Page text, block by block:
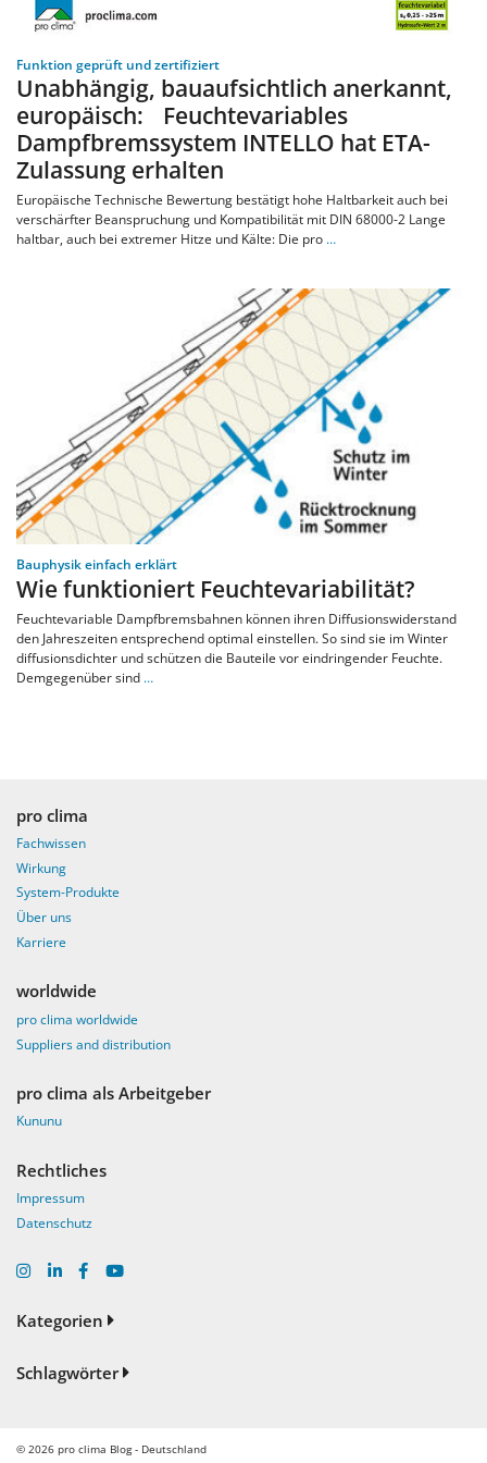
Funktion geprüft und zertifiziert
Unabhängig, bauaufsichtlich anerkannt,
europäisch: Feuchtevariables
Dampfbremssystem INTELLO hat ETA-
Zulassung erhalten
Europäische Technische Bewertung bestätigt hohe Haltbarkeit auch bei
verschärfter Beanspruchung und Kompatibilität mit DIN 68000-2 Lange
haltbar, auch bei extremer Hitze und Kälte: Die pro …
Bauphysik einfach erklärt
Wie funktioniert Feuchtevariabilität?
Feuchtevariable Dampfbremsbahnen können ihren Diffusionswiderstand
den Jahreszeiten entsprechend optimal einstellen. So sind sie im Winter
diffusionsdichter und schützen die Bauteile vor eindringender Feuchte.
Demgegenüber sind …
pro clima
Fachwissen
Wirkung
System-Produkte
Über uns
Karriere
worldwide
pro clima worldwide
Suppliers and distribution
pro clima als Arbeitgeber
Kununu
Rechtliches
Impressum
Datenschutz
Kategorien
Schlagwörter
© 2026 pro clima Blog - Deutschland